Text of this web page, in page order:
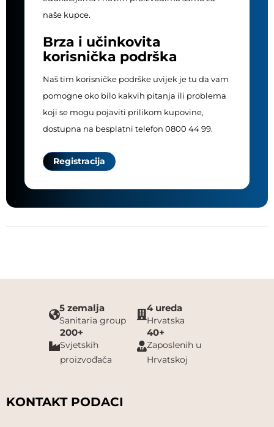
naše kupce.
Brza i učinkovita
korisnička podrška
Naš tim korisničke podrške uvijek je tu da vam
pomogne oko bilo kakvih pitanja ili problema
koji se mogu pojaviti prilikom kupovine,
dostupna na besplatni telefon 0800 44 99.
Registracija
5 zemalja
Sanitaria group
4 ureda
Hrvatska
200+
Svjetskih
proizvođača
40+
Zaposlenih u
Hrvatskoj
KONTAKT PODACI